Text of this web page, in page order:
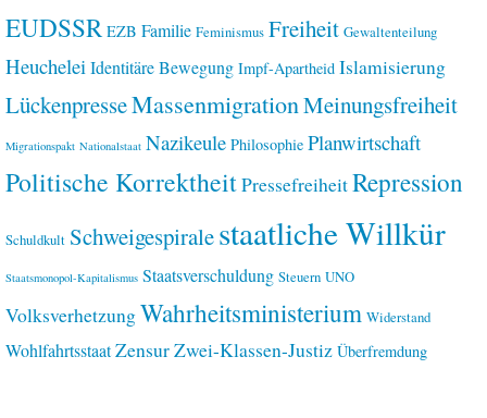
EUDSSR EZB Familie Feminismus Freiheit Gewaltenteilung
Heuchelei Identitäre Bewegung Impf-Apartheid Islamisierung
LückenpresseMassenmigrationMeinungsfreiheit
Migrationspakt Nationalstaat Nazikeule Philosophie Planwirtschaft
Politische KorrektheitPressefreiheitRepression
Schuldkult Schweigespiralestaatliche Willkür
Staatsmonopol-Kapitalismus Staatsverschuldung Steuern UNO
VolksverhetzungWahrheitsministerium Widerstand
WohlfahrtsstaatZensurZwei-Klassen-Justiz Überfremdung